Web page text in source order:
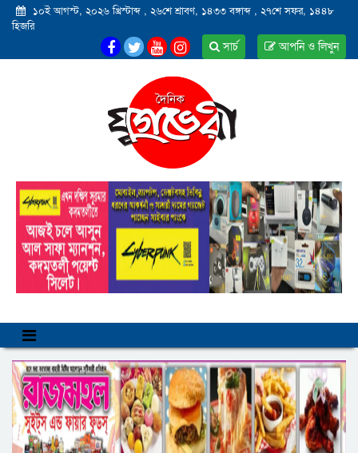
১০ই আগস্ট, ২০২৬ খ্রিস্টাব্দ , ২৬শে শ্রাবণ, ১৪৩৩ বঙ্গাব্দ , ২৭শে সফর, ১৪৪৮
হিজরি
আপনি ও লিখুন
সার্চ